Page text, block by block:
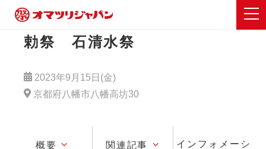
勅祭 石清水祭
2023年9月15日(金)
京都府八幡市八幡高坊30
概要 関連記事
インフォメーシ